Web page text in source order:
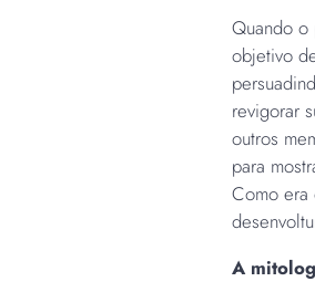
Quando o
objetivo
revigorar
outros
para
Como era
A